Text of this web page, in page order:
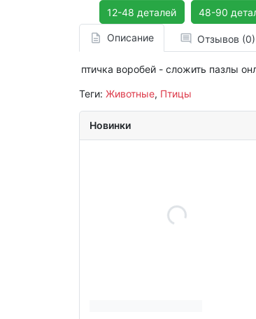
12-48 деталей 48-90
Описание Отзывов (0)
птичка воробей - сложить пазлы
Теги: Животные, Птицы
Новинки